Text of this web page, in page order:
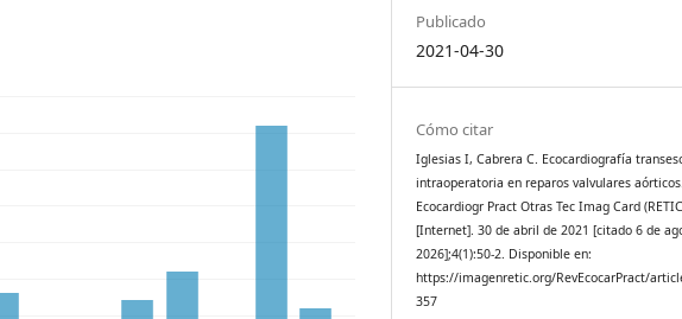
Publicado
2021-04-30
Cómo citar
Iglesias I, Cabrera C. Ecocardiografía
intraoperatoria en reparos valvulares
Ecocardiogr Pract Otras Tec Imag Card
[Internet]. 30 de abril de 2021 [citado 6 de
2026];4(1):50-2. Disponible en:
https://imagenretic.org/RevEcocarPract/
357